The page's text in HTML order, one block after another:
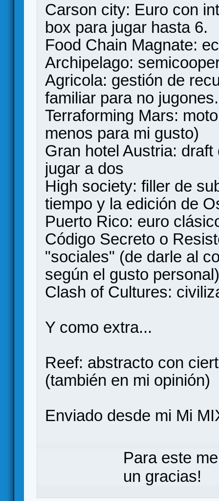
Carson city: Euro con
box para jugar hasta 6.
Food Chain Magnate:
Archipelago:
Agricola: gestión de
familiar para no jugones.
Terraforming Mars:
menos para mi gusto)
Gran hotel Austria:
jugar a dos
High society: filler de
tiempo y la edición de
Puerto Rico: euro
Código Secreto o
"sociales" (de darle al
según el gusto personal)
Clash of Cultures:
Y como extra...
Reef: abstracto con
(también en mi opinión)
Enviado desde mi Mi
Para este
un gracias!